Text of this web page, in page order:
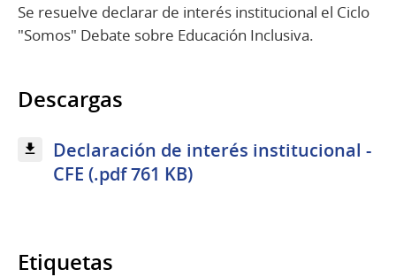
Se resuelve declarar de interés institucional el Ciclo
"Somos" Debate sobre Educación Inclusiva.
Descargas
Declaración de interés institucional -
CFE (.pdf 761 KB)
Etiquetas